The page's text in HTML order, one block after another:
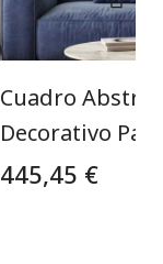
Cuadro
Decorativo
445,45 €